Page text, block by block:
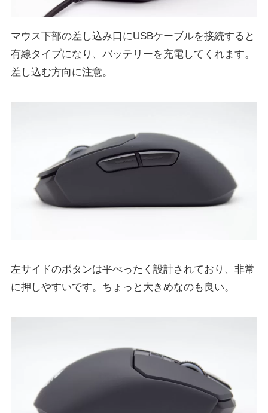
マウス下部の差し込み口にUSBケーブルを接続すると
有線タイプになり、バッテリーを充電してくれます。
差し込む方向に注意。
左サイドのボタンは平べったく設計されており、非常
に押しやすいです。ちょっと大きめなのも良い。